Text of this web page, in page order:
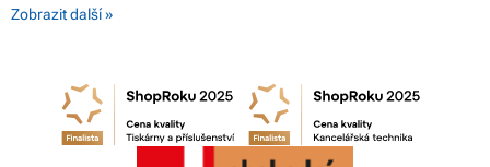
Zobrazit další »